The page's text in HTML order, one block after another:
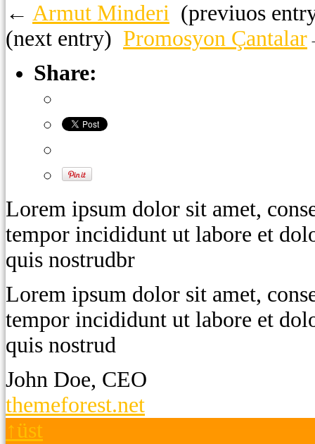
← Armut Minderi (previuos
(next entry) Promosyon Çantalar
Share:
Lorem ipsum dolor sit amet,
tempor incididunt ut labore et
quis nostrudbr
Lorem ipsum dolor sit amet,
tempor incididunt ut labore et
quis nostrud
John Doe, CEO
themeforest.net
↑üst